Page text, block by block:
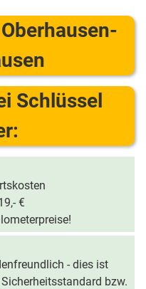
Schlüssel
€
- dies ist
bzw.